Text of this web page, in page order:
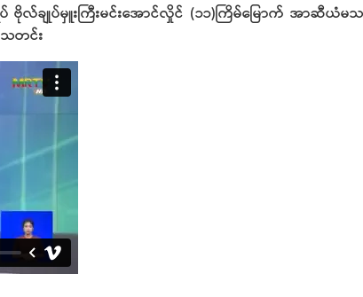
ပ် ဗိုလ်ချုပ်မှူးကြီးမင်းအောင်လှိုင် (၁၁)ကြိမ်မြောက် အာဆီယံ
သတင်း